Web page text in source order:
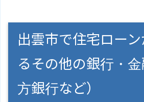
出雲市で住宅ロー
るその他の銀行・
方銀行など）